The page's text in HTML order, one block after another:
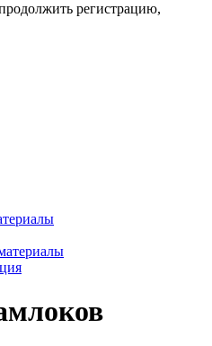
регистрацию,